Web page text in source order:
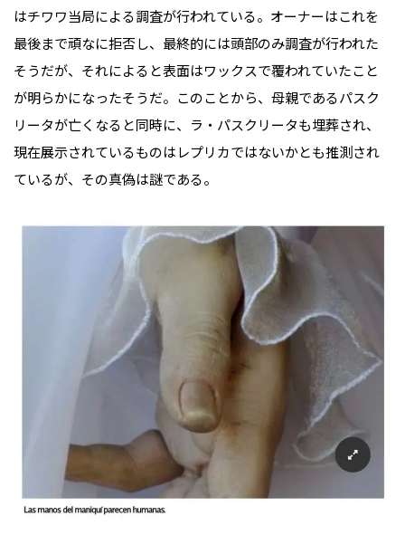
はチワワ当局による調査が行われている。オーナーはこれを
最後まで頑なに拒否し、最終的には頭部のみ調査が行われた
そうだが、それによると表面はワックスで覆われていたこと
が明らかになったそうだ。このことから、母親であるパスク
リータが亡くなると同時に、ラ・パスクリータも埋葬され、
現在展示されているものはレプリカではないかとも推測され
ているが、その真偽は謎である。